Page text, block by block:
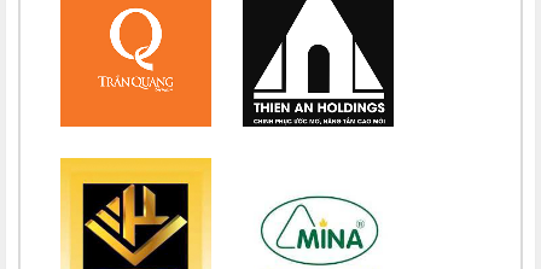
Chúc mừng bổn mạng Chị Maria Đặng Thị Lan Hương 15/08
Chúc mừng bổn mạng Chị Maria Nguyễn Nhiệm Mầu 15/08
Chúc mừng bổn mạng Chị Maria Nguyễn Mỹ Quỳnh Loan 15/08
Chúc mừng bổn mạng Chị Maria Vũ Thị Hà 15/08
Chúc mừng bổn mạng Chị Maria Nguyễn Thị Thành 15/08